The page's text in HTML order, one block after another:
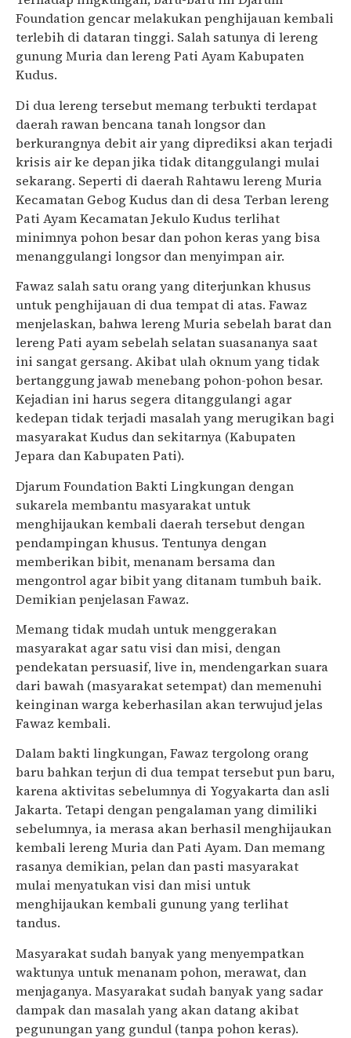
Foundation gencar melakukan penghijauan kembali
terlebih di dataran tinggi. Salah satunya di lereng
gunung Muria dan lereng Pati Ayam Kabupaten
Kudus.
Di dua lereng tersebut memang terbukti terdapat
daerah rawan bencana tanah longsor dan
berkurangnya debit air yang diprediksi akan terjadi
krisis air ke depan jika tidak ditanggulangi mulai
sekarang. Seperti di daerah Rahtawu lereng Muria
Kecamatan Gebog Kudus dan di desa Terban lereng
Pati Ayam Kecamatan Jekulo Kudus terlihat
minimnya pohon besar dan pohon keras yang bisa
menanggulangi longsor dan menyimpan air.
Fawaz salah satu orang yang diterjunkan khusus
untuk penghijauan di dua tempat di atas. Fawaz
menjelaskan, bahwa lereng Muria sebelah barat dan
lereng Pati ayam sebelah selatan suasananya saat
ini sangat gersang. Akibat ulah oknum yang tidak
bertanggung jawab menebang pohon-pohon besar.
Kejadian ini harus segera ditanggulangi agar
kedepan tidak terjadi masalah yang merugikan bagi
masyarakat Kudus dan sekitarnya (Kabupaten
Jepara dan Kabupaten Pati).
Djarum Foundation Bakti Lingkungan dengan
sukarela membantu masyarakat untuk
menghijaukan kembali daerah tersebut dengan
pendampingan khusus. Tentunya dengan
memberikan bibit, menanam bersama dan
mengontrol agar bibit yang ditanam tumbuh baik.
Demikian penjelasan Fawaz.
Memang tidak mudah untuk menggerakan
masyarakat agar satu visi dan misi, dengan
pendekatan persuasif, live in, mendengarkan suara
dari bawah (masyarakat setempat) dan memenuhi
keinginan warga keberhasilan akan terwujud jelas
Fawaz kembali.
Dalam bakti lingkungan, Fawaz tergolong orang
baru bahkan terjun di dua tempat tersebut pun baru,
karena aktivitas sebelumnya di Yogyakarta dan asli
Jakarta. Tetapi dengan pengalaman yang dimiliki
sebelumnya, ia merasa akan berhasil menghijaukan
kembali lereng Muria dan Pati Ayam. Dan memang
rasanya demikian, pelan dan pasti masyarakat
mulai menyatukan visi dan misi untuk
menghijaukan kembali gunung yang terlihat
tandus.
Masyarakat sudah banyak yang menyempatkan
waktunya untuk menanam pohon, merawat, dan
menjaganya. Masyarakat sudah banyak yang sadar
dampak dan masalah yang akan datang akibat
pegunungan yang gundul (tanpa pohon keras).